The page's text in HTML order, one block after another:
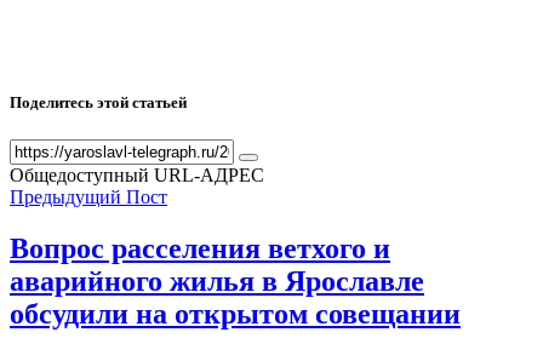
Поделитесь этой статьей
Общедоступный URL-АДРЕС
Предыдущий Пост
Вопрос расселения ветхого и
аварийного жилья в Ярославле
обсудили на открытом совещании